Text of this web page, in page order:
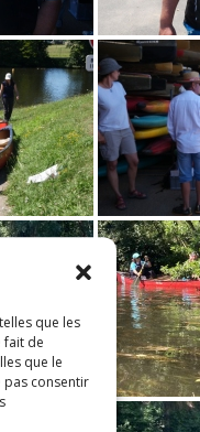
que les
fait de
que le
pas consentir